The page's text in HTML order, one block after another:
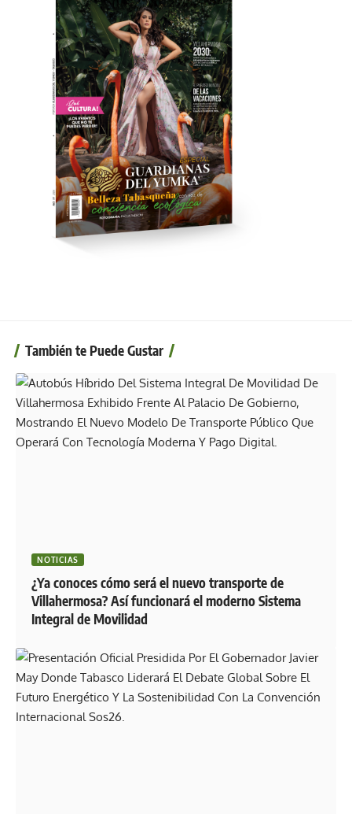
También te Puede Gustar
NOTICIAS
¿Ya conoces cómo será el nuevo transporte de
Villahermosa? Así funcionará el moderno Sistema
Integral de Movilidad